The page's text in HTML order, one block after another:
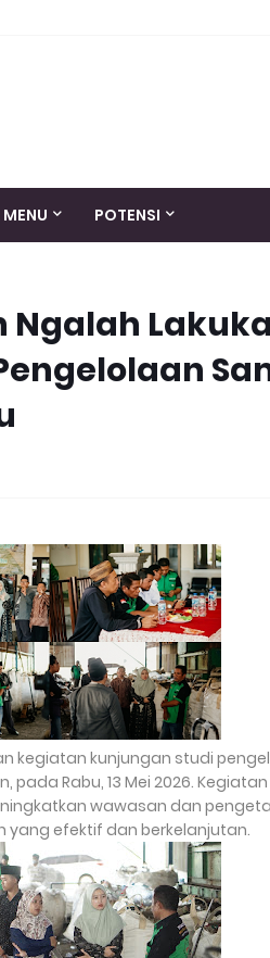
POTENSI
Ngalah
kegiatan kunjungan studi
Rabu, 13 Mei 2026. Kegiatan
wawasan dan
efektif dan berkelanjutan.